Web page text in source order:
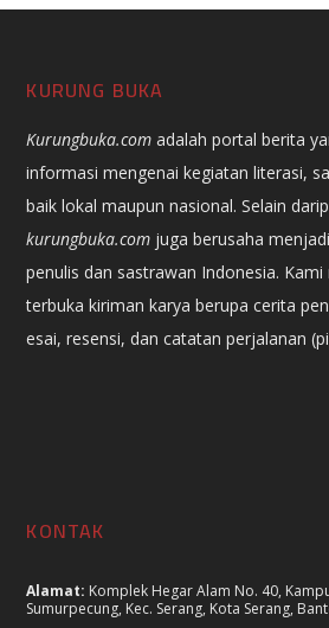
KURUNG BUKA
Kurungbuka.com adalah portal berita
informasi mengenai kegiatan literasi,
baik lokal maupun nasional. Selain
kurungbuka.com juga berusaha
penulis dan sastrawan Indonesia.
terbuka kiriman karya berupa cerita
esai, resensi, dan catatan perjalanan
KONTAK
Alamat: Komplek Hegar Alam No. 40,
Sumurpecung, Kec. Serang, Kota Serang,